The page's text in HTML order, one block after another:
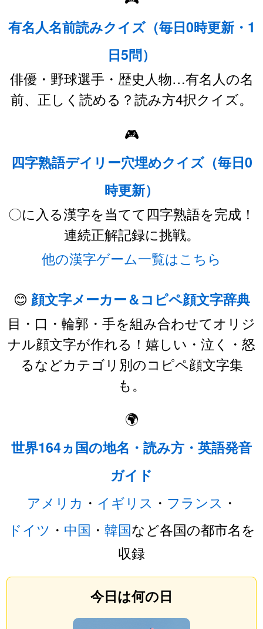
有名人名前読みクイズ（毎日0時更新・1
日5問）
俳優・野球選手・歴史人物…有名人の名
前、正しく読める？読み方4択クイズ。
🎮
四字熟語デイリー穴埋めクイズ（毎日0
時更新）
〇に入る漢字を当てて四字熟語を完成！
連続正解記録に挑戦。
他の漢字ゲーム一覧はこちら
😊 顔文字メーカー＆コピペ顔文字辞典
目・口・輪郭・手を組み合わせてオリジ
ナル顔文字が作れる！嬉しい・泣く・怒
るなどカテゴリ別のコピペ顔文字集
も。
🌍
世界164ヵ国の地名・読み方・英語発音
ガイド
アメリカ ・ イギリス ・ フランス ・
ドイツ ・ 中国 ・ 韓国など各国の都市名を
収録
今日は何の日